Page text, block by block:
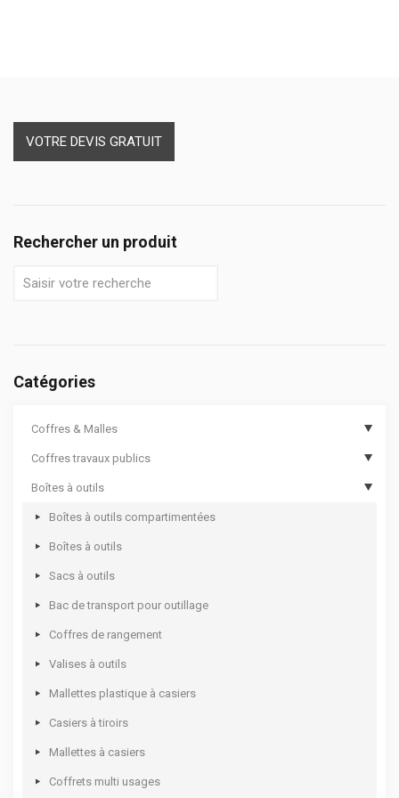
VOTRE DEVIS GRATUIT
Rechercher un produit
Catégories
Coffres & Malles
Coffres de chantier
Options de coffres de chantier
Malles cantines
Coffres aluminium
Coffres rotomoulés
Coffres travaux publics
Coffres de travaux publics
Coffres de travaux publics sécurisés
Boîtes à outils
Boîtes à outils compartimentées
Boîtes à outils
Sacs à outils
Bac de transport pour outillage
Coffres de rangement
Valises à outils
Mallettes plastique à casiers
Casiers à tiroirs
Mallettes à casiers
Coffrets multi usages